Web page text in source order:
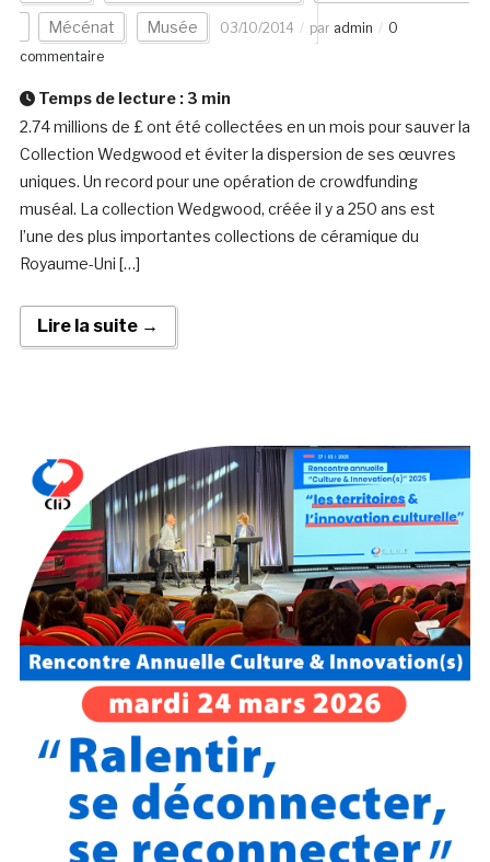
Mécénat Musée 03/10/2014 par admin
0
commentaire
Temps de lecture : 3 min
2.74 millions de £ ont été collectées en un mois pour sauver la
Collection Wedgwood et éviter la dispersion de ses œuvres
uniques. Un record pour une opération de crowdfunding
muséal. La collection Wedgwood, créée il y a 250 ans est
l’une des plus importantes collections de céramique du
Royaume-Uni […]
Lire la suite →